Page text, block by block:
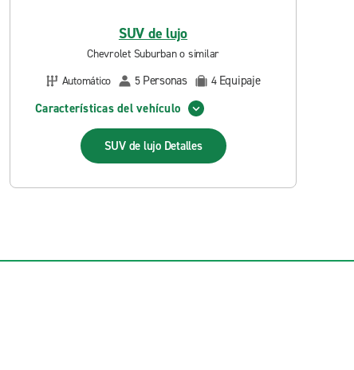
SUV de lujo
Chevrolet Suburban o similar
Automático
5 Personas 4 Equipaje
Características del vehículo
SUV de lujo Detalles